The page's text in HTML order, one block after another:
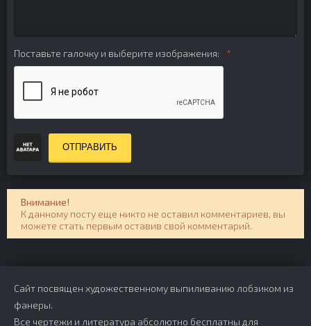
Поставьте галочку и выберите изображения:
ОТПРАВИТЬ
Внимание!
К данному посту еще никто не оставил комментариев, вы
можете стать первым оставив свой комментарий.
Сайт посвящен художественному выпиливанию лобзиком из
фанеры.
Все чертежи и литература абсолютно бесплатны для